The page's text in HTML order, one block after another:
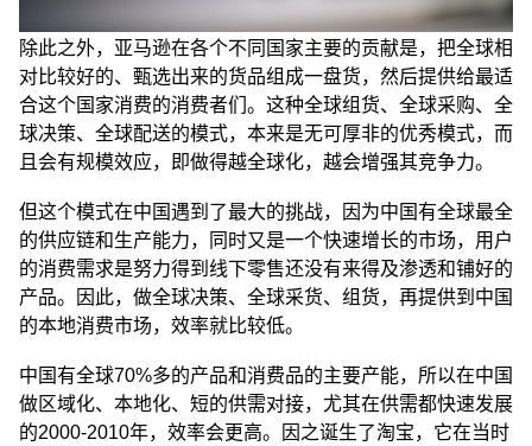
除此之外，亚马逊在各个不同国家主要的贡献是，把全球相
对比较好的、甄选出来的货品组成一盘货，然后提供给最适
合这个国家消费的消费者们。这种全球组货、全球采购、全
球决策、全球配送的模式，本来是无可厚非的优秀模式，而
且会有规模效应，即做得越全球化，越会增强其竞争力。
但这个模式在中国遇到了最大的挑战，因为中国有全球最全
的供应链和生产能力，同时又是一个快速增长的市场，用户
的消费需求是努力得到线下零售还没有来得及渗透和铺好的
产品。因此，做全球决策、全球采货、组货，再提供到中国
的本地消费市场，效率就比较低。
中国有全球70%多的产品和消费品的主要产能，所以在中国
做区域化、本地化、短的供需对接，尤其在供需都快速发展
的2000-2010年，效率会更高。因之诞生了淘宝，它在当时